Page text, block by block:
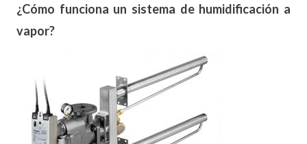
¿Cómo funciona un sistema de humidificación a
vapor?